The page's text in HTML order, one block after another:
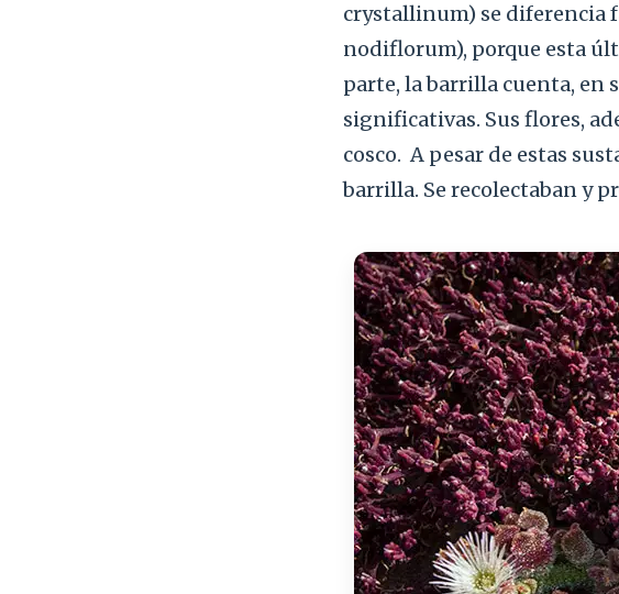
crystallinum) se diferencia
nodiflorum), porque esta
parte, la barrilla cuenta, en
significativas. Sus flores,
cosco. A pesar de estas
barrilla. Se recolectaban y